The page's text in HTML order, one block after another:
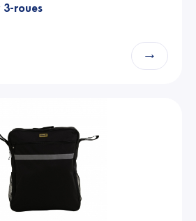
roues
→